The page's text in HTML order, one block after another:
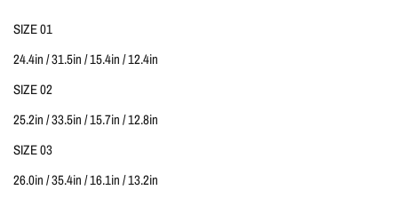
SIZE 01
24.4in / 31.5in / 15.4in / 12.4in
SIZE 02
25.2in / 33.5in / 15.7in / 12.8in
SIZE 03
26.0in / 35.4in / 16.1in / 13.2in